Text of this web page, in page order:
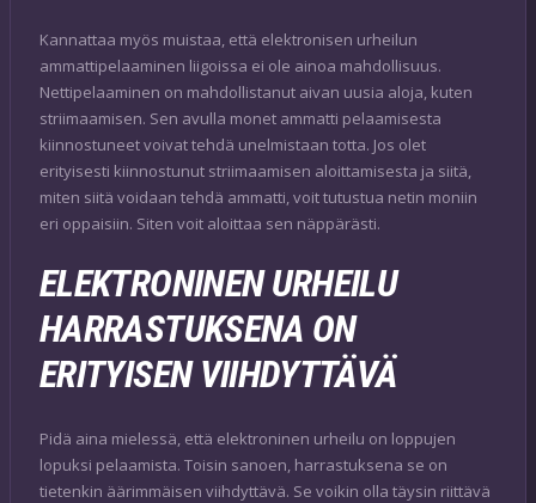
Kannattaa myös muistaa, että elektronisen urheilun
ammattipelaaminen liigoissa ei ole ainoa mahdollisuus.
Nettipelaaminen on mahdollistanut aivan uusia aloja, kuten
striimaamisen. Sen avulla monet ammatti pelaamisesta
kiinnostuneet voivat tehdä unelmistaan totta. Jos olet
erityisesti kiinnostunut striimaamisen aloittamisesta ja siitä,
miten siitä voidaan tehdä ammatti, voit tutustua netin moniin
eri oppaisiin. Siten voit aloittaa sen näppärästi.
ELEKTRONINEN URHEILU
HARRASTUKSENA ON
ERITYISEN VIIHDYTTÄVÄ
Pidä aina mielessä, että elektroninen urheilu on loppujen
lopuksi pelaamista. Toisin sanoen, harrastuksena se on
tietenkin äärimmäisen viihdyttävä. Se voikin olla täysin riittävä